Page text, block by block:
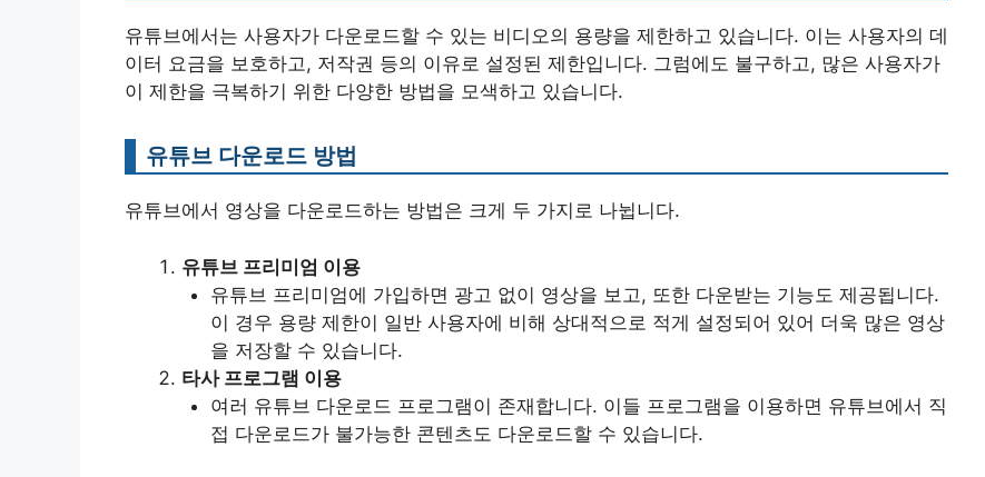
유튜브에서는 사용자가 다운로드할 수 있는 비디오의 용량을 제한하고 있습니다. 이는 사용자의 데
이터 요금을 보호하고, 저작권 등의 이유로 설정된 제한입니다. 그럼에도 불구하고, 많은 사용자가
이 제한을 극복하기 위한 다양한 방법을 모색하고 있습니다.
유튜브 다운로드 방법
유튜브에서 영상을 다운로드하는 방법은 크게 두 가지로 나뉩니다.
유튜브 프리미엄 이용
유튜브 프리미엄에 가입하면 광고 없이 영상을 보고, 또한 다운받는 기능도 제공됩니다.
이 경우 용량 제한이 일반 사용자에 비해 상대적으로 적게 설정되어 있어 더욱 많은 영상
을 저장할 수 있습니다.
타사 프로그램 이용
여러 유튜브 다운로드 프로그램이 존재합니다. 이들 프로그램을 이용하면 유튜브에서 직
접 다운로드가 불가능한 콘텐츠도 다운로드할 수 있습니다.